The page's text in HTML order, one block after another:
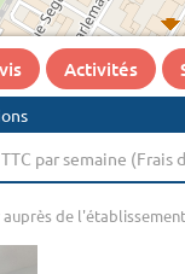
Activités
par semaine (Frais
de